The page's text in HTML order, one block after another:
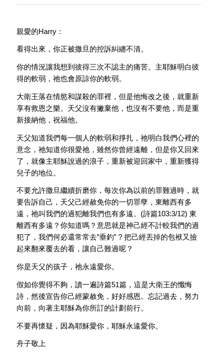
親愛的Harry：
看得出來，你正被撒旦的控訴糾纏不清。
你的情況讓我想到彼得三次不認主的痛苦。主耶穌明白彼
得的軟弱，祂也會原諒你的軟弱。
大衛王落在情慾和謀殺的罪裡，但是他悔改之後，就重新
享有救恩之樂。天父沒有撇棄他，也沒有不要他，而是重
新接納他，祝福他。
天父知道我們每一個人的軟弱和掙扎，祂明白我們心裡的
意念，祂知道你很愛祂，雖然你曾經遠離，但是你又回來
了，就像主耶穌說過的浪子，重新被迎回家中，重新獲得
兒子的地位。
不要允許撒旦繼續折磨你，每次你為以前的罪難過時，就
要告訴自己，天父己經赦免你的一切罪孽，東離西有多
遠，祂叫我們的過犯離我們也有多遠。(詩篇103:3/12) 東
離西有多遠？你知道嗎？意思就是神己經不計較我們的過
犯了，我們何必還常常去”垂釣” ? 把己經丟掉的包袱又撿
起來翻來覆去的看，讓自己難過呢？
你是天父的孩子，祂永遠愛你。
假如你覺得不夠，讀一遍詩篇51篇，這是大衛王的懺悔
詩，然後宣告你己經蒙赦免，好好感恩。忘記過去，努力
向前，向著主耶穌為你所訂的計劃前行。
不要再懷疑，因為耶穌愛你，耶穌永遠愛你。
舟子敬上